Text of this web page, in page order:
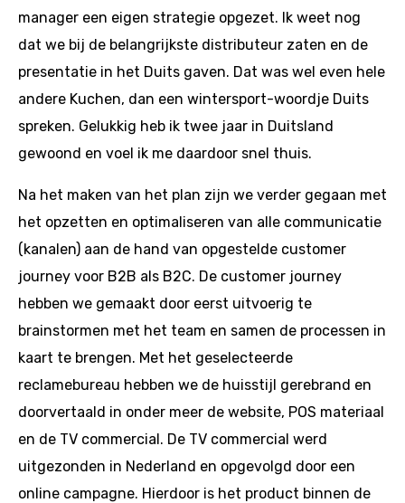
manager een eigen strategie opgezet. Ik weet nog
dat we bij de belangrijkste distributeur zaten en de
presentatie in het Duits gaven. Dat was wel even hele
andere Kuchen, dan een wintersport-woordje Duits
spreken. Gelukkig heb ik twee jaar in Duitsland
gewoond en voel ik me daardoor snel thuis.
Na het maken van het plan zijn we verder gegaan met
het opzetten en optimaliseren van alle communicatie
(kanalen) aan de hand van opgestelde customer
journey voor B2B als B2C. De customer journey
hebben we gemaakt door eerst uitvoerig te
brainstormen met het team en samen de processen in
kaart te brengen. Met het geselecteerde
reclamebureau hebben we de huisstijl gerebrand en
doorvertaald in onder meer de website, POS materiaal
en de TV commercial. De TV commercial werd
uitgezonden in Nederland en opgevolgd door een
online campagne. Hierdoor is het product binnen de